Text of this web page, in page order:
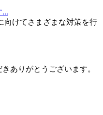
...
向けてさまざまな対策を行
ありがとうございます。